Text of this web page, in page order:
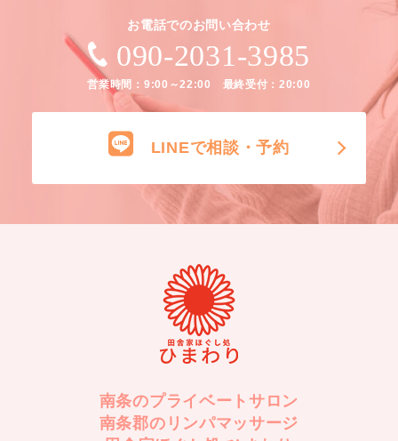
お電話でのお問い合わせ
090-2031-3985
営業時間：9:00～22:00 最終受付：20:00
LINEで相談・予約
南条のプライベートサロン
南条郡のリンパマッサージ